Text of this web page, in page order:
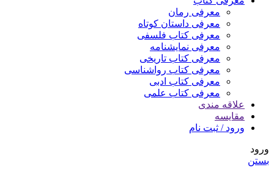
معرفی رمان
معرفی داستان کوتاه
معرفی کتاب فلسفی
معرفی نمایشنامه
معرفی کتاب تاریخی
معرفی کتاب رواشناسی
معرفی کتاب ادبی
معرفی کتاب علمی
علاقه مندی
مقایسه
ورود / ثبت نام
ورود
بستن